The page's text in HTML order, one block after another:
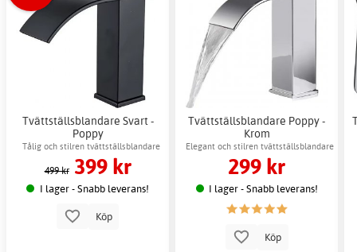
Tvättställsblandare Svart -
Poppy
Tålig och stilren tvättställsblandare
499 kr 399 kr
I lager - Snabb leverans!
Köp
Tvättställsblandare Poppy -
Krom
Elegant och stilren tvättställsblandare
lämplig för modern badrumsinredning
299 kr
I lager - Snabb leverans!
Köp